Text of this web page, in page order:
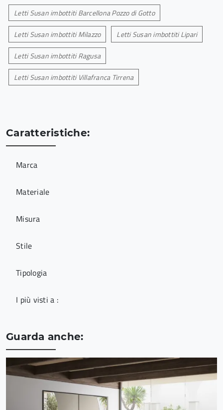
Letti Susan imbottiti Barcellona Pozzo di Gotto
Letti Susan imbottiti Milazzo Letti Susan imbottiti Lipari
Letti Susan imbottiti Ragusa
Letti Susan imbottiti Villafranca Tirrena
Caratteristiche:
Marca
Materiale
Misura
Stile
Tipologia
I più visti a :
Guarda anche: